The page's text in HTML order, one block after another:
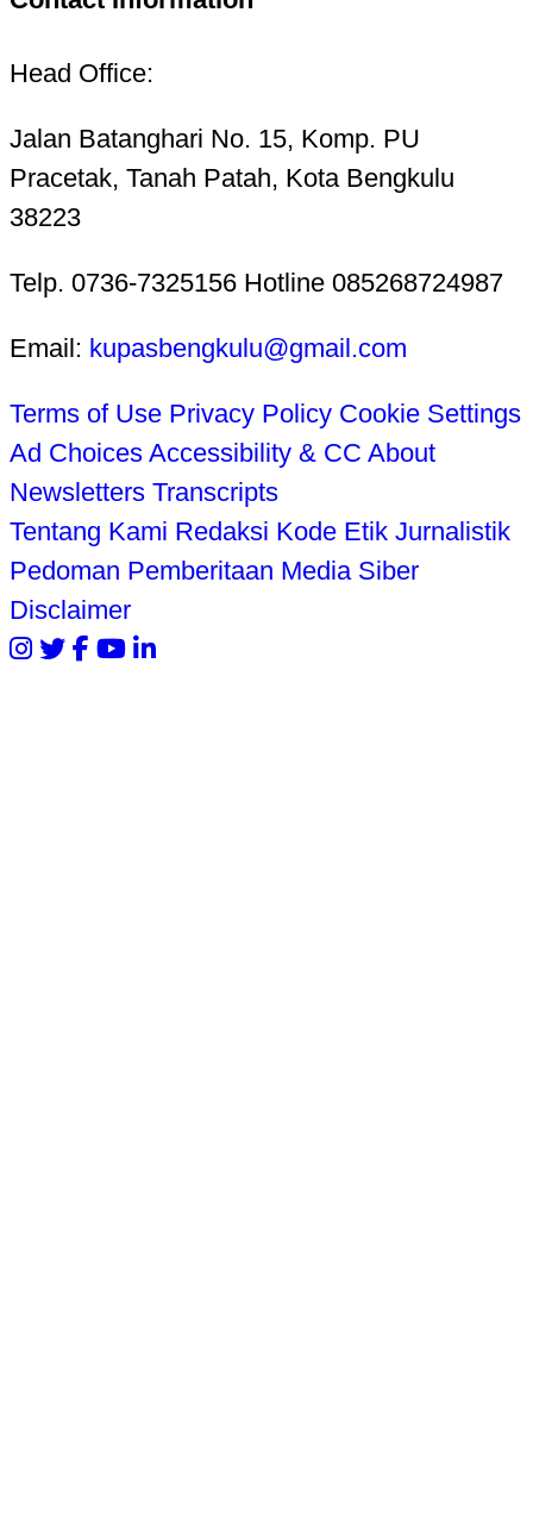
Head Office:
Jalan Batanghari No. 15, Komp. PU
Pracetak, Tanah Patah, Kota Bengkulu
38223
Telp. 0736-7325156 Hotline 085268724987
Email: kupasbengkulu@gmail.com
Terms of Use Privacy Policy Cookie Settings
Ad Choices Accessibility & CC About
Newsletters Transcripts
Tentang Kami Redaksi Kode Etik Jurnalistik
Pedoman Pemberitaan Media Siber
Disclaimer